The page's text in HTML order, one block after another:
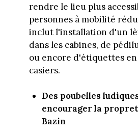
rendre le lieu plus
personnes à mobilité
inclut l'installation d'un
dans les cabines, de
ou encore d'étiquettes
casiers.
Des poubelles
encourager la
Bazin